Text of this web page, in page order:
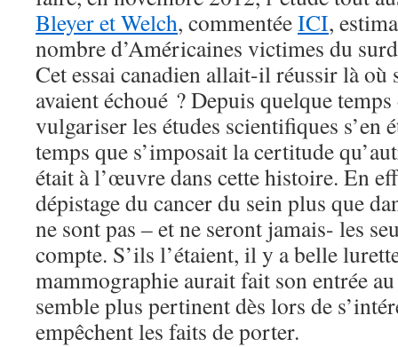
Bleyer et Welch, commentéeICI,
nombre d’Américaines victimes du
Cet essai canadien allait-il réussir là où
avaient échoué ? Depuis quelque
vulgariser les études scientifiques s’en
temps que s’imposait la certitude
était à l’œuvre dans cette histoire. En
dépistage du cancer du sein plus que
ne sont pas – et ne seront jamais- les
compte. S’ils l’étaient, il y a belle
mammographie aurait fait son entrée
semble plus pertinent dès lors de
empêchent les faits de porter.